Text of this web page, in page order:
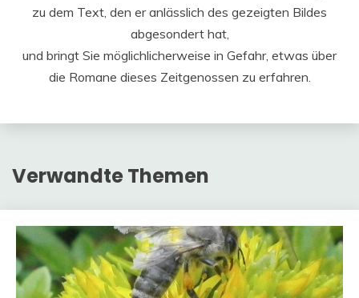
zu dem Text, den er anlässlich des gezeigten Bildes
abgesondert hat,
und bringt Sie möglichlicherweise in Gefahr, etwas über
die Romane dieses Zeitgenossen zu erfahren.
Verwandte Themen